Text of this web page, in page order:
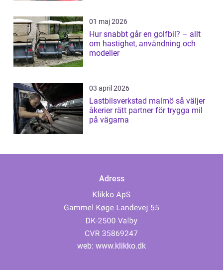
01 maj 2026
Hur snabbt går en golfbil? – allt
om hastighet, användning och
modeller
03 april 2026
Lastbilsverkstad malmö så väljer
åkerier rätt partner för trygga mil
på vägarna
Adress
web: www.klikko.dk